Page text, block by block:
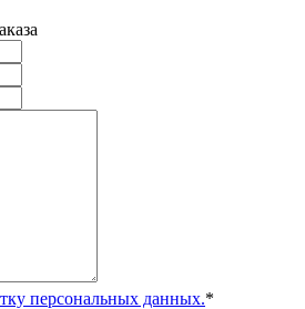
персональных данных.*